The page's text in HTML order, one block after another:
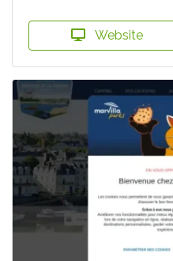
Website